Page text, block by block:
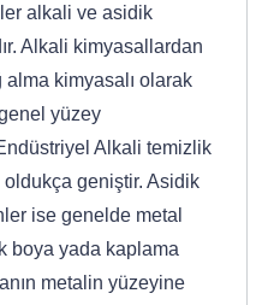
alkali ve asidik
Alkali kimyasallardan
kimyasalı olarak
yüzey
Alkali temizlik
oldukça geniştir. Asidik
ise genelde metal
boya yada kaplama
metalin yüzeyine